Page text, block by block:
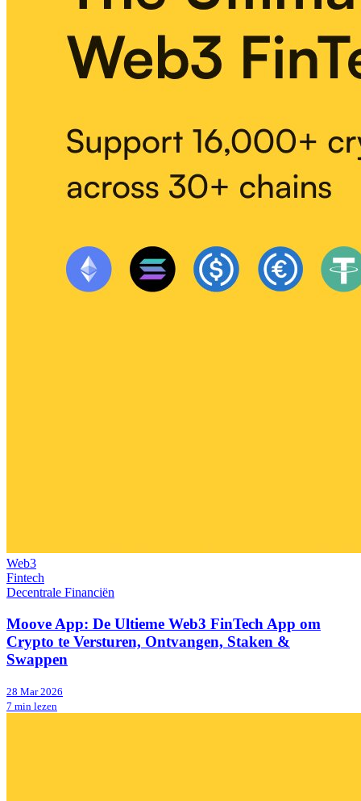
Web3
Fintech
Decentrale Financiën
Moove App: De Ultieme Web3 FinTech App om
Crypto te Versturen, Ontvangen, Staken &
Swappen
28 Mar 2026
7 min lezen